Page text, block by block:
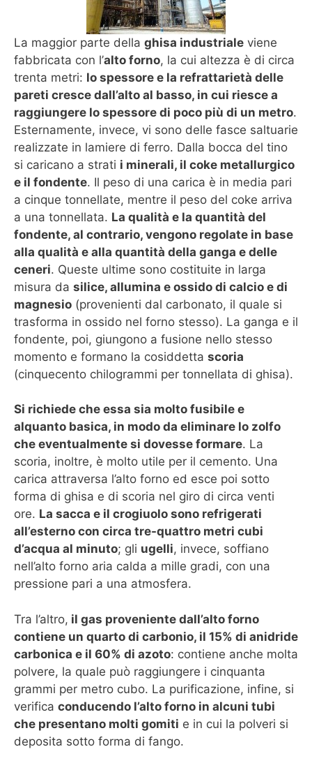
La maggior parte della ghisa industriale viene
fabbricata con l’alto forno, la cui altezza è di circa
trenta metri: lo spessore e la refrattarietà delle
pareti cresce dall’alto al basso, in cui riesce a
raggiungere lo spessore di poco più di un metro.
Esternamente, invece, vi sono delle fasce saltuarie
realizzate in lamiere di ferro. Dalla bocca del tino
si caricano a strati i minerali, il coke metallurgico
e il fondente. Il peso di una carica è in media pari
a cinque tonnellate, mentre il peso del coke arriva
a una tonnellata. La qualità e la quantità del
fondente, al contrario, vengono regolate in base
alla qualità e alla quantità della ganga e delle
ceneri. Queste ultime sono costituite in larga
misura da silice, allumina e ossido di calcio e di
magnesio (provenienti dal carbonato, il quale si
trasforma in ossido nel forno stesso). La ganga e il
fondente, poi, giungono a fusione nello stesso
momento e formano la cosiddetta scoria
(cinquecento chilogrammi per tonnellata di ghisa).
Si richiede che essa sia molto fusibile e
alquanto basica, in modo da eliminare lo zolfo
che eventualmente si dovesse formare. La
scoria, inoltre, è molto utile per il cemento. Una
carica attraversa l’alto forno ed esce poi sotto
forma di ghisa e di scoria nel giro di circa venti
ore. La sacca e il crogiuolo sono refrigerati
all’esterno con circa tre-quattro metri cubi
d’acqua al minuto; gli ugelli, invece, soffiano
nell’alto forno aria calda a mille gradi, con una
pressione pari a una atmosfera.
Tra l’altro, il gas proveniente dall’alto forno
contiene un quarto di carbonio, il 15% di anidride
carbonica e il 60% di azoto: contiene anche molta
polvere, la quale può raggiungere i cinquanta
grammi per metro cubo. La purificazione, infine, si
verifica conducendo l’alto forno in alcuni tubi
che presentano molti gomiti e in cui la polveri si
deposita sotto forma di fango.